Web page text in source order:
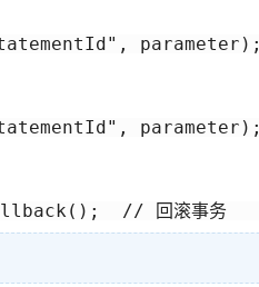
parameter);
parameter);
// 回滚事务